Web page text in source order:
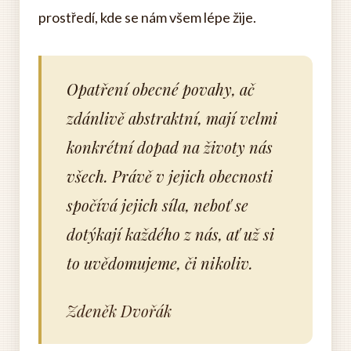
prostředí, kde se nám všem lépe žije.
Opatření obecné povahy, ač
zdánlivě abstraktní, mají velmi
konkrétní dopad na životy nás
všech. Právě v jejich obecnosti
spočívá jejich síla, neboť se
dotýkají každého z nás, ať už si
to uvědomujeme, či nikoliv.
Zdeněk Dvořák